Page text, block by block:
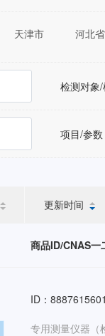
天津市
河北省
新疆维吾尔自治区
检测对象
项目/参
更新时间
商品ID/CNAS一
ID：